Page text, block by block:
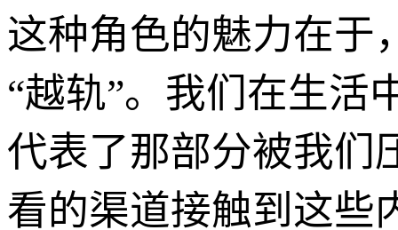
这种角色的魅力在于
“越轨”。我们在生活
代表了那部分被我们
看的渠道接触到这些